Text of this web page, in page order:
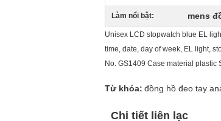
Làm nổi bật: mens
Unisex LCD stopwatch blue EL
time, date, day of week, EL light,
No. GS1409 Case material
Từ khóa: đồng hồ đeo tay
Chi tiết liên lạc